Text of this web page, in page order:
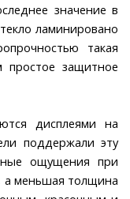
значение в
ламинировано
такая
простое защитное
дисплеями на
поддержали эту
ощущения при
а меньшая толщина